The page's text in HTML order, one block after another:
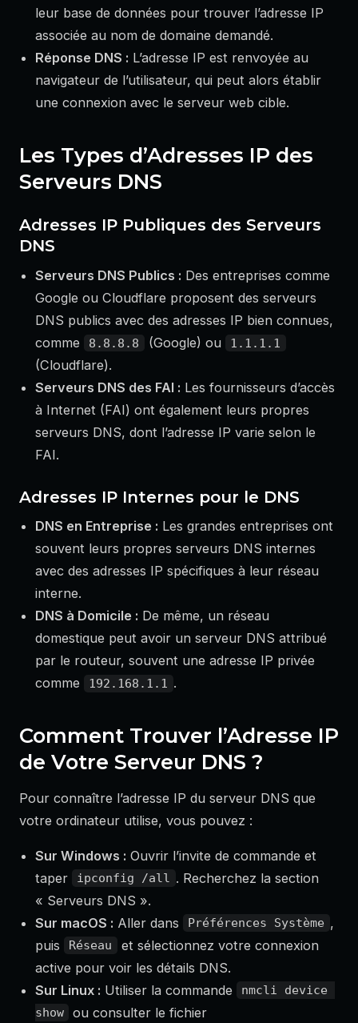
leur base de données pour trouver l’adresse IP
associée au nom de domaine demandé.
Réponse DNS : L’adresse IP est renvoyée au
navigateur de l’utilisateur, qui peut alors établir
une connexion avec le serveur web cible.
Les Types d’Adresses IP des
Serveurs DNS
Adresses IP Publiques des Serveurs
DNS
Serveurs DNS Publics : Des entreprises comme
Google ou Cloudflare proposent des serveurs
DNS publics avec des adresses IP bien connues,
comme
8.8.8.8 (Google) ou 1.1.1.1
(Cloudflare).
Serveurs DNS des FAI : Les fournisseurs d’accès
à Internet (FAI) ont également leurs propres
serveurs DNS, dont l’adresse IP varie selon le
FAI.
Adresses IP Internes pour le DNS
DNS en Entreprise : Les grandes entreprises ont
souvent leurs propres serveurs DNS internes
avec des adresses IP spécifiques à leur réseau
interne.
DNS à Domicile : De même, un réseau
domestique peut avoir un serveur DNS attribué
par le routeur, souvent une adresse IP privée
comme
192.168.1.1 .
Comment Trouver l’Adresse IP
de Votre Serveur DNS ?
Pour connaître l’adresse IP du serveur DNS que
votre ordinateur utilise, vous pouvez :
Sur Windows : Ouvrir l’invite de commande et
taper
ipconfig /all . Recherchez la section
« Serveurs DNS ».
Sur macOS : Aller dans Préférences Système ,
puis
Réseau
et sélectionnez votre connexion
active pour voir les détails DNS.
Sur Linux : Utiliser la commande
nmcli device
show
ou consulter le fichier